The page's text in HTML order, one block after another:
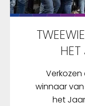
winnaar
het